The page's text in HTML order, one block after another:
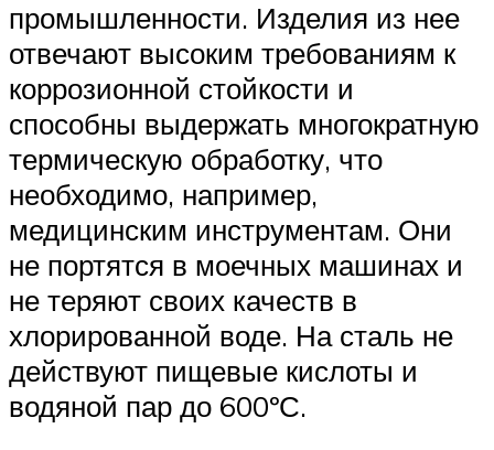
промышленности. Изделия из нее
отвечают высоким требованиям к
коррозионной стойкости и
способны выдержать многократную
термическую обработку, что
необходимо, например,
медицинским инструментам. Они
не портятся в моечных машинах и
не теряют своих качеств в
хлорированной воде. На сталь не
действуют пищевые кислоты и
водяной пар до 600ºС.